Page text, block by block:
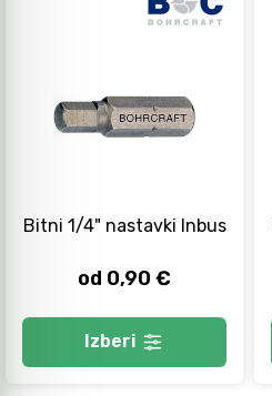
Bitni 1/4" nastavki Inbus
od 0,90 €
Izberi